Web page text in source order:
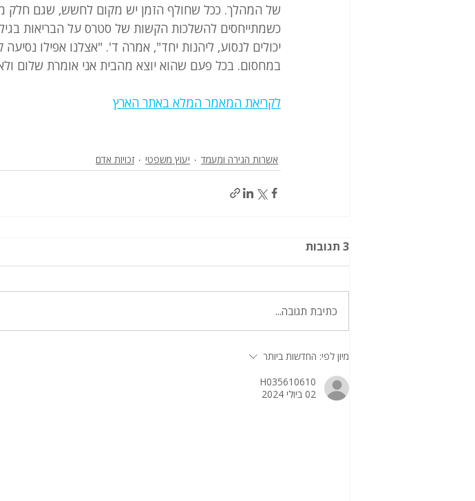
של המהלך. ככל שחולף הזמן יש מקום לחשש, שגם חלק
כשמתייחסים להשלכות הקשות של סטרס על הבריאות בגיל
יכולים לנסוע, ליהנות יחד", אמרה ד'. "אצלנו אפילו
במחסום. בכל פעם שהוא יוצא מהבית אני אומרת שלום
לקריאת המאמר המלא באתר הארץ
אשרות הגירה ומעמד יעוץ משפטי זכויות אדם
3 תגובות
כתיבת תגובה...
מיון לפי: החדשות ביותר
H035610610
02 ביולי 2024